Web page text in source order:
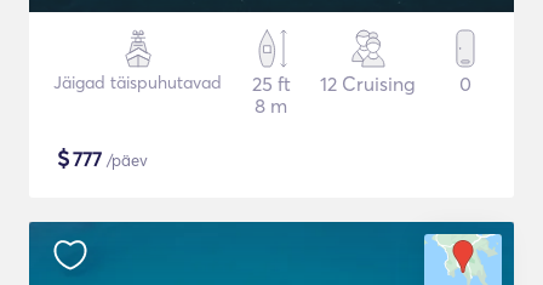
Jäigad täispuhutavad
25 ft
8 m
12 Cruising 0
$777 /päev